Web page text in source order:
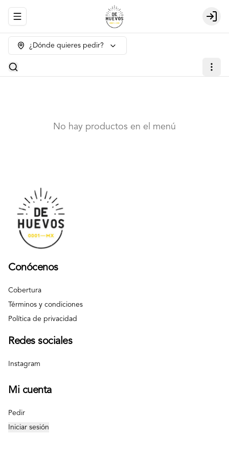
Abrir menu de navegación Login
¿Dónde quieres pedir?
No hay productos en el menú
Conócenos
Cobertura
Términos y condiciones
Política de privacidad
Redes sociales
Instagram
Mi cuenta
Pedir
Iniciar sesión